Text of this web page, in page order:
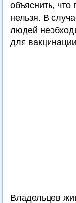
объяснить, что
нельзя. В
людей
для
Владельцев